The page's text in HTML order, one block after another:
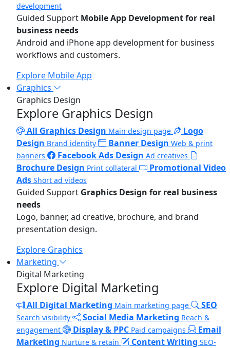
development
Guided Support Mobile App Development for real
business needs
Android and iPhone app development for business
workflows and customers.
Explore Mobile App
Graphics
Graphics Design
Explore Graphics Design
All Graphics Design Main design page
Logo
Design Brand identity Banner Design Web & print
banners
Facebook Ads Design Ad creatives
Brochure Design Print collateral
Promotional Video
Ads Short ad videos
Guided Support Graphics Design for real business
needs
Logo, banner, ad creative, brochure, and brand
presentation design.
Explore Graphics
Marketing
Digital Marketing
Explore Digital Marketing
All Digital Marketing Main marketing page SEO
Search visibility Social Media Marketing Reach &
engagement
Display & PPC Paid campaigns
Email
Marketing Nurture & retain Content Writing SEO-